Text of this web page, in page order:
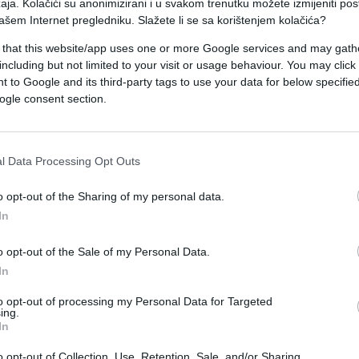
Kolačići su anonimizirani i u svakom trenutku možete izmijeniti
Internet pregledniku. Slažete li se sa korištenjem kolačića?
that this website/app uses one or more Google services and may
but not limited to your visit or usage behaviour. You may
to Google and its third-party tags to use your data for below
consent section.
Data Processing Opt Outs
opt-out of the Sharing of my personal data.
opt-out of the Sale of my Personal Data.
opt-out of processing my Personal Data for Targeted
sati kasnije na Kliničkom centru
suicid pucajući iz pištolja sebi u glavu, a